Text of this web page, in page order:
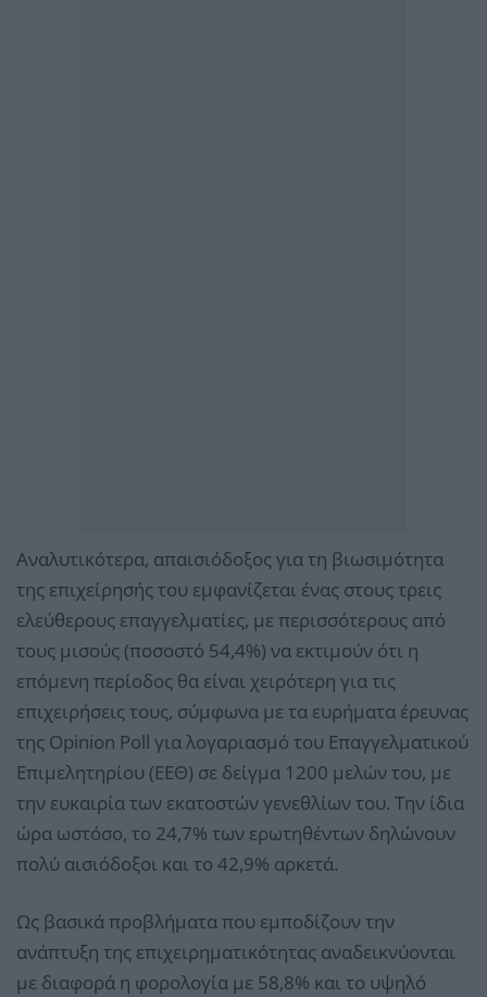
Αναλυτικότερα, απαισιόδοξος για τη βιωσιμότητα
της επιχείρησής του εμφανίζεται ένας στους τρεις
ελεύθερους επαγγελματίες, με περισσότερους από
τους μισούς (ποσοστό 54,4%) να εκτιμούν ότι η
επόμενη περίοδος θα είναι χειρότερη για τις
επιχειρήσεις τους, σύμφωνα με τα ευρήματα έρευνας
της Οpinion Poll για λογαριασμό του Επαγγελματικού
Επιμελητηρίου (ΕΕΘ) σε δείγμα 1200 μελών του, με
την ευκαιρία των εκατοστών γενεθλίων του. Την ίδια
ώρα ωστόσο, το 24,7% των ερωτηθέντων δηλώνουν
πολύ αισιόδοξοι και το 42,9% αρκετά.
Ως βασικά προβλήματα που εμποδίζουν την
ανάπτυξη της επιχειρηματικότητας αναδεικνύονται
με διαφορά η φορολογία με 58,8% και το υψηλό